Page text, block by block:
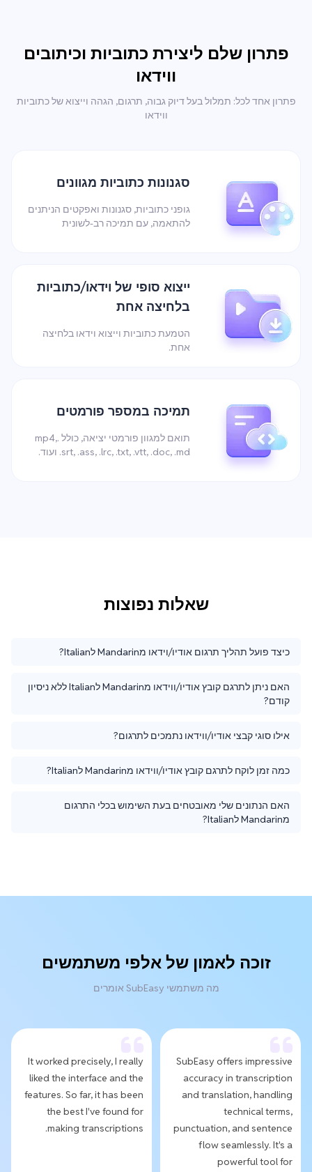
פתרון שלם ליצירת כתוביות וכיתובים
ווידאו
פתרון אחד לכל: תמלול בעל דיוק גבוה, תרגום, הגהה וייצוא של כתוביות
ווידאו
סגנונות כתוביות מגוונים
גופני כתוביות, סגנונות ואפקטים הניתנים
להתאמה, עם תמיכה רב-לשונית
ייצוא סופי של וידאו/כתוביות
בלחיצה אחת
הטמעת כתוביות וייצוא וידאו בלחיצה
אחת.
תמיכה במספר פורמטים
תואם למגוון פורמטי יציאה, כולל .mp4,
.srt, .ass, .lrc, .txt, .vtt, .doc, .md ועוד.
שאלות נפוצות
כיצד פועל תהליך תרגום אודיו/וידאו מMandarin לItalian?
האם ניתן לתרגם קובץ אודיו/ווידאו מMandarin לItalian ללא ניסיון
קודם?
אילו סוגי קבצי אודיו/ווידאו נתמכים לתרגום?
כמה זמן לוקח לתרגם קובץ אודיו/ווידאו מMandarin לItalian?
האם הנתונים שלי מאובטחים בעת השימוש בכלי התרגום
מMandarin לItalian?
זוכה לאמון של אלפי משתמשים
מה משתמשי SubEasy אומרים
SubEasy offers impressive
accuracy in transcription
and translation, handling
technical terms,
punctuation, and sentence
flow seamlessly. It's a
powerful tool for
It worked precisely, I really
liked the interface and the
features. So far, it has been
the best I've found for
making transcriptions.